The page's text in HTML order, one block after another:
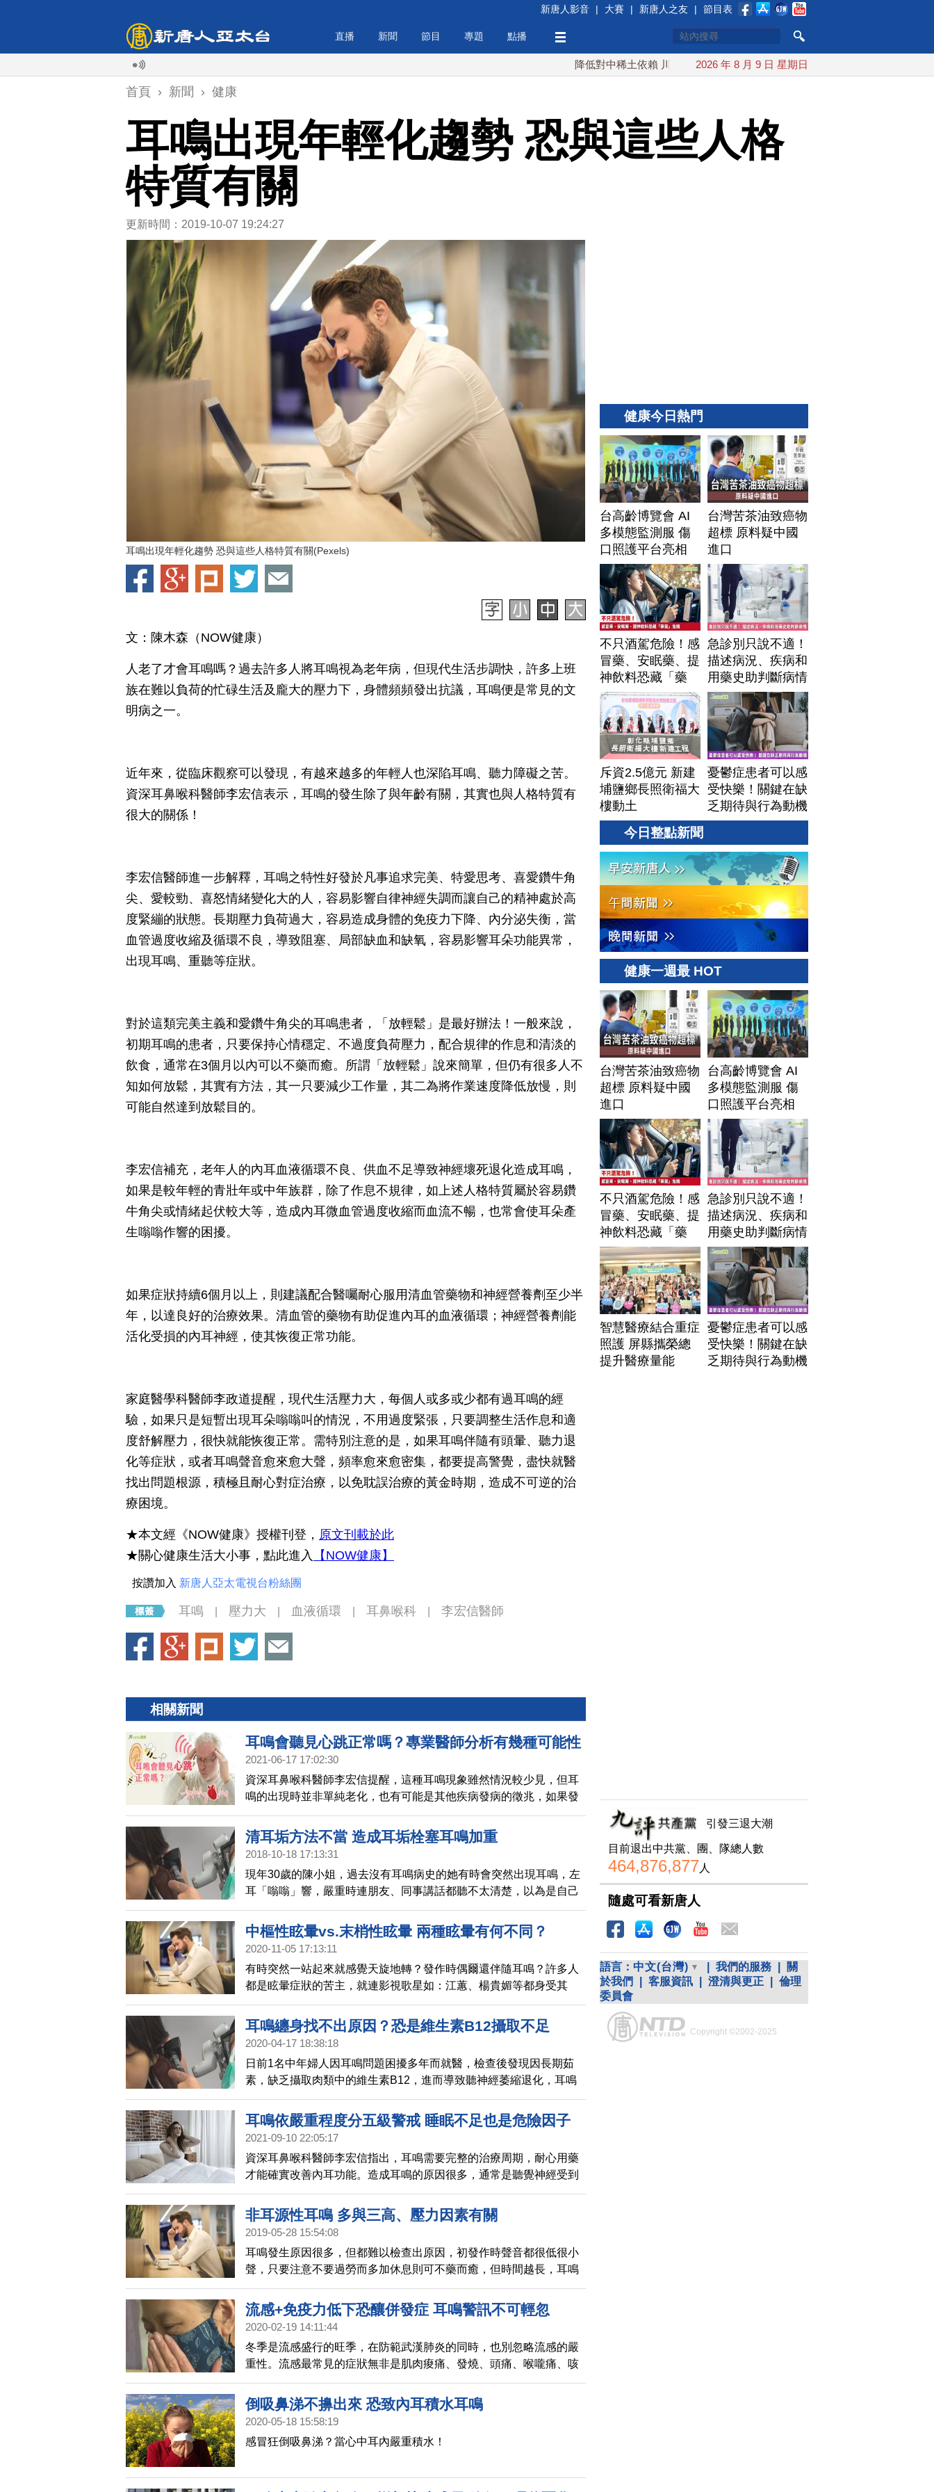
新唐人影音 | 大賽 | 新唐人之友 | 節目表
直播 新聞 節目 專題 點播
降低對中稀土依賴 川普宣布礦業投資20億美元 中東局勢動盪 土耳其沙特巴基斯
2026 年 8 月 9 日 星期日
首頁 › 新聞 › 健康
耳鳴出現年輕化趨勢 恐與這些人格
特質有關
更新時間：2019-10-07 19:24:27
耳鳴出現年輕化趨勢 恐與這些人格特質有關(Pexels)
文：陳木森（NOW健康）
人老了才會耳鳴嗎？過去許多人將耳鳴視為老年病，但現代生活步調快，許多上班
族在難以負荷的忙碌生活及龐大的壓力下，身體頻頻發出抗議，耳鳴便是常見的文
明病之一。
近年來，從臨床觀察可以發現，有越來越多的年輕人也深陷耳鳴、聽力障礙之苦。
資深耳鼻喉科醫師李宏信表示，耳鳴的發生除了與年齡有關，其實也與人格特質有
很大的關係！
李宏信醫師進一步解釋，耳鳴之特性好發於凡事追求完美、特愛思考、喜愛鑽牛角
尖、愛較勁、喜怒情緒變化大的人，容易影響自律神經失調而讓自己的精神處於高
度緊繃的狀態。長期壓力負荷過大，容易造成身體的免疫力下降、內分泌失衡，當
血管過度收縮及循環不良，導致阻塞、局部缺血和缺氧，容易影響耳朵功能異常，
出現耳鳴、重聽等症狀。
對於這類完美主義和愛鑽牛角尖的耳鳴患者，「放輕鬆」是最好辦法！一般來說，
初期耳鳴的患者，只要保持心情穩定、不過度負荷壓力，配合規律的作息和清淡的
飲食，通常在3個月以內可以不藥而癒。所謂「放輕鬆」說來簡單，但仍有很多人不
知如何放鬆，其實有方法，其一只要減少工作量，其二為將作業速度降低放慢，則
可能自然達到放鬆目的。
李宏信補充，老年人的內耳血液循環不良、供血不足導致神經壞死退化造成耳鳴，
如果是較年輕的青壯年或中年族群，除了作息不規律，如上述人格特質屬於容易鑽
牛角尖或情緒起伏較大等，造成內耳微血管過度收縮而血流不暢，也常會使耳朵產
生嗡嗡作響的困擾。
如果症狀持續6個月以上，則建議配合醫囑耐心服用清血管藥物和神經營養劑至少半
年，以達良好的治療效果。清血管的藥物有助促進內耳的血液循環；神經營養劑能
活化受損的內耳神經，使其恢復正常功能。
家庭醫學科醫師李政道提醒，現代生活壓力大，每個人或多或少都有過耳鳴的經
驗，如果只是短暫出現耳朵嗡嗡叫的情況，不用過度緊張，只要調整生活作息和適
度舒解壓力，很快就能恢復正常。需特別注意的是，如果耳鳴伴隨有頭暈、聽力退
化等症狀，或者耳鳴聲音愈來愈大聲，頻率愈來愈密集，都要提高警覺，盡快就醫
找出問題根源，積極且耐心對症治療，以免耽誤治療的黃金時期，造成不可逆的治
療困境。
★本文經《NOW健康》授權刊登， 原文刊載於此
★關心健康生活大小事，點此進入
【NOW健康】
按讚加入 新唐人亞太電視台粉絲團
耳鳴 壓力大 血液循環 耳鼻喉科 李宏信醫師
相關新聞
耳鳴會聽見心跳正常嗎？專業醫師分析有幾種可能性
2021-06-17 17:02:30
資深耳鼻喉科醫師李宏信提醒，這種耳鳴現象雖然情況較少見，但耳
鳴的出現時並非單純老化，也有可能是其他疾病發病的徵兆，如果發
生異狀，建議可就醫進行全面檢查，才能對症治療。
清耳垢方法不當 造成耳垢栓塞耳鳴加重
2018-10-18 17:13:31
現年30歲的陳小姐，過去沒有耳鳴病史的她有時會突然出現耳鳴，左
耳「嗡嗡」響，嚴重時連朋友、同事講話都聽不太清楚，以為是自己
耳垢沒有清理乾淨，便會拿起棉花棒自行清理耳朵。但最近清理耳朵
後情況非但沒有好轉，反而有更大聲的耳鳴，她趕緊就醫，醫師發現
她耳道深處塞著耳垢，研判可能是清耳垢方法不當，讓耳垢往耳道深
重。
中樞性眩暈vs.末梢性眩暈 兩種眩暈有何不同？
2020-11-05 17:13:11
有時突然一站起來就感覺天旋地轉？發作時偶爾還伴隨耳鳴？許多人
都是眩暈症狀的苦主，就連影視歌星如：江蕙、楊貴媚等都身受其
苦，影響工作演出。主治眩暈多年的資深耳鼻喉科醫師李宏信指出，
眩暈發作起來雖然可怕，但並非不治之症，經過妥善的治療，恢復正
常生活的機率其實是相當高的。
耳鳴纏身找不出原因？恐是維生素B12攝取不足
2020-04-17 18:38:18
日前1名中年婦人因耳鳴問題困擾多年而就醫，檢查後發現因長期茹
素，缺乏攝取肉類中的維生素B12，進而導致聽神經萎縮退化，耳鳴
不斷。對此，資深耳鼻喉科醫師李宏信說，維生素B12的主要作用為
修復神經，藉由活化受損的內耳神經，達到改善耳鳴的作用，但僅對
神經退化性的耳鳴起作用，非萬靈丹。
耳鳴依嚴重程度分五級警戒 睡眠不足也是危險因子
2021-09-10 22:05:17
資深耳鼻喉科醫師李宏信指出，耳鳴需要完整的治療周期，耐心用藥
才能確實改善內耳功能。造成耳鳴的原因很多，通常是聽覺神經受到
損害，像是自然老化、噪音傷害、病毒感染、中耳炎，或對耳朵有毒
性的藥物。
非耳源性耳鳴 多與三高、壓力因素有關
2019-05-28 15:54:08
耳鳴發生原因很多，但都難以檢查出原因，初發作時聲音都很低很小
聲，只要注意不要過勞而多加休息則可不藥而癒，但時間越長，耳鳴
聲逐漸變大，治療則需要3到6個月才會痊癒，因此病人及醫師都需要
有耐心長期服藥治療，才能讓耳鳴逐漸小聲而消失，達到痊癒目的。
流感+免疫力低下恐釀併發症 耳鳴警訊不可輕忽
2020-02-19 14:11:44
冬季是流感盛行的旺季，在防範武漢肺炎的同時，也別忽略流感的嚴
重性。流感最常見的症狀無非是肌肉痠痛、發燒、頭痛、喉嚨痛、咳
嗽等，症狀輕微者，醫師多半採取症狀治療法，即視症狀投藥，以緩
解不適，一般可於7天內痊癒；但流感若發生在抵抗力及免疫力低下的
人身上，就要當心併發症。其中，較常見的即為中耳炎，會導致劇烈
警覺。
倒吸鼻涕不擤出來 恐致內耳積水耳鳴
2020-05-18 15:58:19
感冒狂倒吸鼻涕？當心中耳內嚴重積水！
健康今日熱門
台高齡博覽會 AI
多模態監測服 傷
口照護平台亮相
台灣苦茶油致癌物
超標 原料疑中國
進口
不只酒駕危險！感
冒藥、安眠藥、提
神飲料恐藏「藥
駕」危機
急診別只說不適！
描述病況、疾病和
用藥史助判斷病情
斥資2.5億元 新建
埔鹽鄉長照衛福大
樓動土
憂鬱症患者可以感
受快樂！關鍵在缺
乏期待與行為動機
今日整點新聞
健康一週最 HOT
台灣苦茶油致癌物
超標 原料疑中國
進口
台高齡博覽會 AI
多模態監測服 傷
口照護平台亮相
不只酒駕危險！感
冒藥、安眠藥、提
神飲料恐藏「藥
駕」危機
急診別只說不適！
描述病況、疾病和
用藥史助判斷病情
智慧醫療結合重症
照護 屏縣攜榮總
提升醫療量能
憂鬱症患者可以感
受快樂！關鍵在缺
乏期待與行為動機
引發三退大潮
目前退出中共黨、團、隊總人數
464,876,877人
隨處可看新唐人
語言： 中文(台灣) 我們的服務
關
於我們
客服資訊 澄清與更正
倫理
委員會
Copyright ©2002-2025